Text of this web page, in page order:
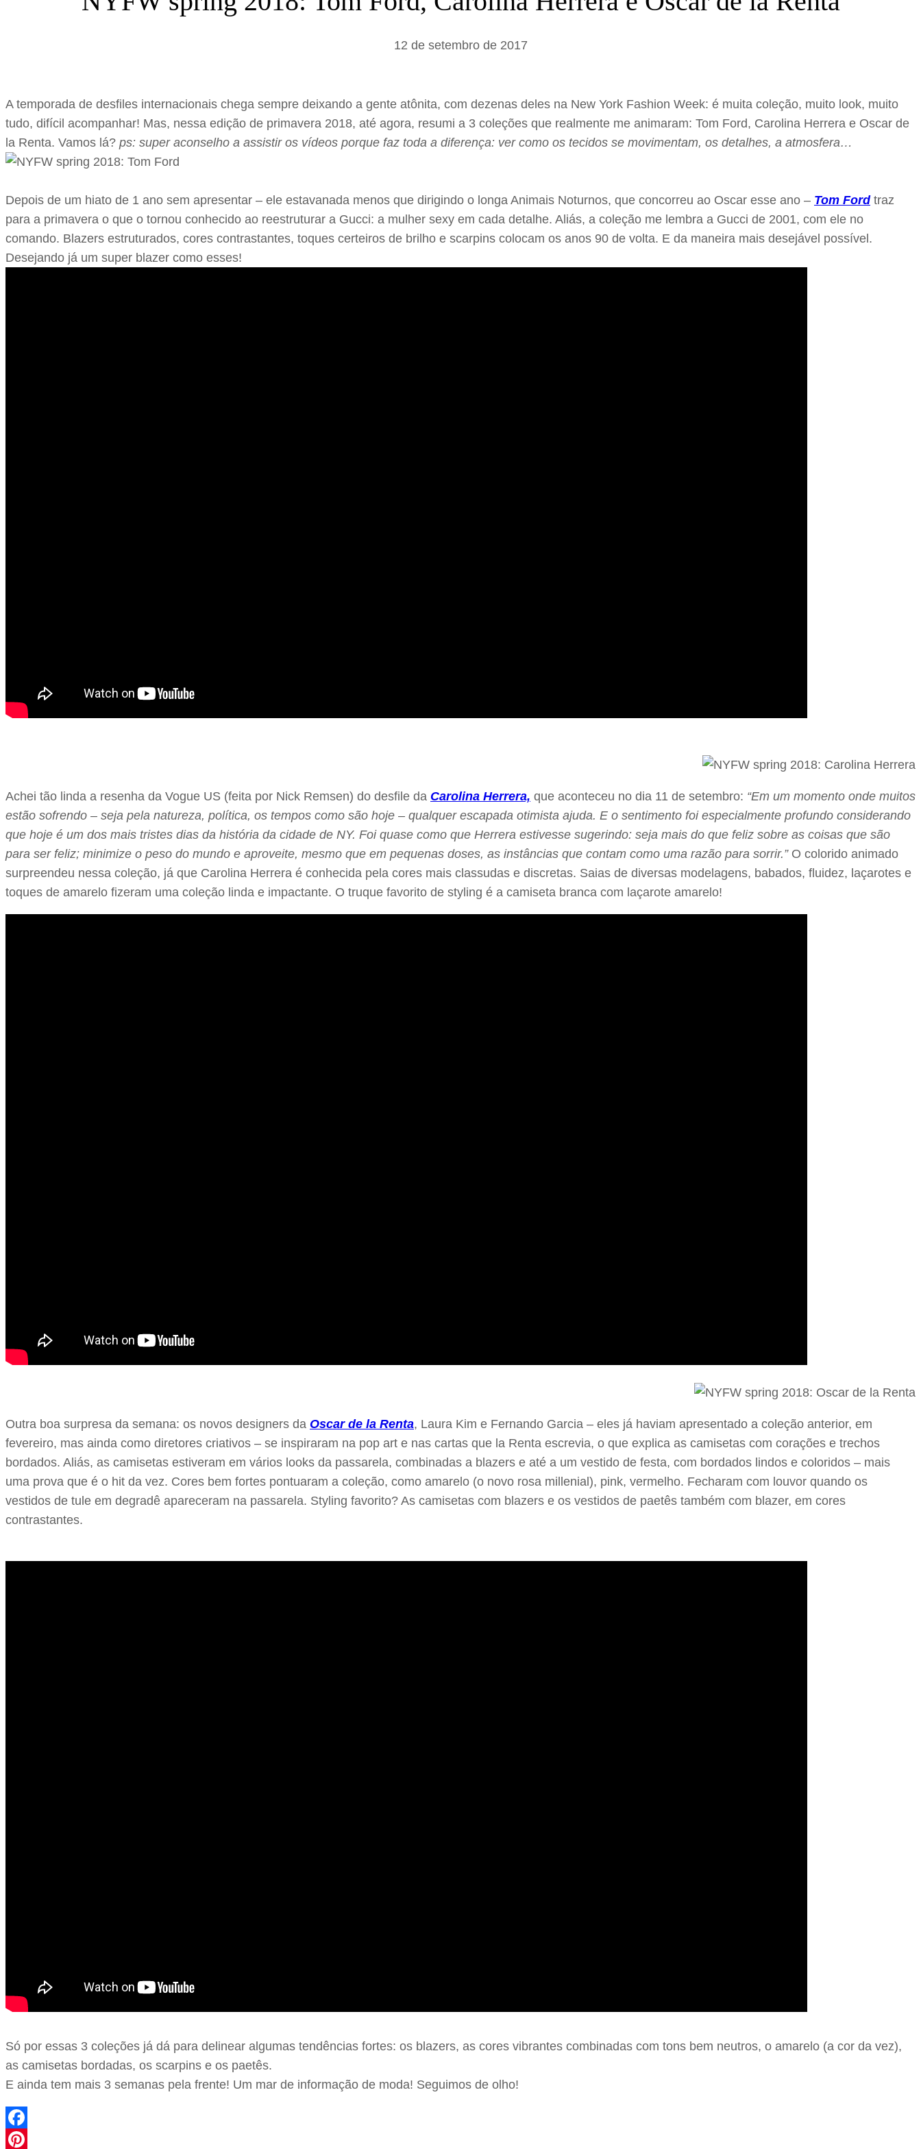
a
12 de setembro de 2017
A temporada de desfiles internacionais chega sempre deixando a gente atônita, com dezenas deles na New York Fashion Week: é muita coleção, muito look, muito
tudo, difícil acompanhar! Mas, nessa edição de primavera 2018, até agora, resumi a 3 coleções que realmente me animaram: Tom Ford, Carolina Herrera e Oscar de
la Renta. Vamos lá? ps: super aconselho a assistir os vídeos porque faz toda a diferença: ver como os tecidos se movimentam, os detalhes, a atmosfera…
Depois de um hiato de 1 ano sem apresentar – ele estavanada menos que dirigindo o longa Animais Noturnos, que concorreu ao Oscar esse ano – Tom Fordtraz
para a primavera o que o tornou conhecido ao reestruturar a Gucci: a mulher sexy em cada detalhe. Aliás, a coleção me lembra a Gucci de 2001, com ele no
comando. Blazers estruturados, cores contrastantes, toques certeiros de brilho e scarpins colocam os anos 90 de volta. E da maneira mais desejável possível.
Desejando já um super blazer como esses!
Achei tão linda a resenha da Vogue US (feita por Nick Remsen) do desfile da Carolina Herrera, que aconteceu no dia 11 de setembro: “Em um momento onde muitos
estão sofrendo – seja pela natureza, política, os tempos como são hoje – qualquer escapada otimista ajuda. E o sentimento foi especialmente profundo considerando
que hoje é um dos mais tristes dias da história da cidade de NY. Foi quase como que Herrera estivesse sugerindo: seja mais do que feliz sobre as coisas que são
para ser feliz; minimize o peso do mundo e aproveite, mesmo que em pequenas doses, as instâncias que contam como uma razão para sorrir.” O colorido animado
surpreendeu nessa coleção, já que Carolina Herrera é conhecida pela cores mais classudas e discretas. Saias de diversas modelagens, babados, fluidez, laçarotes e
toques de amarelo fizeram uma coleção linda e impactante. O truque favorito de styling é a camiseta branca com laçarote amarelo!
Outra boa surpresa da semana: os novos designers da Oscar de la Renta, Laura Kim e Fernando Garcia – eles já haviam apresentado a coleção anterior, em
fevereiro, mas ainda como diretores criativos – se inspiraram na pop art e nas cartas que la Renta escrevia, o que explica as camisetas com corações e trechos
bordados. Aliás, as camisetas estiveram em vários looks da passarela, combinadas a blazers e até a um vestido de festa, com bordados lindos e coloridos – mais
uma prova que é o hit da vez. Cores bem fortes pontuaram a coleção, como amarelo (o novo rosa millenial), pink, vermelho. Fecharam com louvor quando os
vestidos de tule em degradê apareceram na passarela. Styling favorito? As camisetas com blazers e os vestidos de paetês também com blazer, em cores
contrastantes.
Só por essas 3 coleções já dá para delinear algumas tendências fortes: os blazers, as cores vibrantes combinadas com tons bem neutros, o amarelo (a cor da vez),
as camisetas bordadas, os scarpins e os paetês.
E ainda tem mais 3 semanas pela frente! Um mar de informação de moda! Seguimos de olho!
Facebook